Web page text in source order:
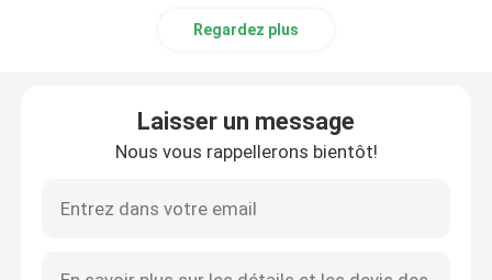
Regardez plus
Laisser un message
Nous vous rappellerons bientôt!